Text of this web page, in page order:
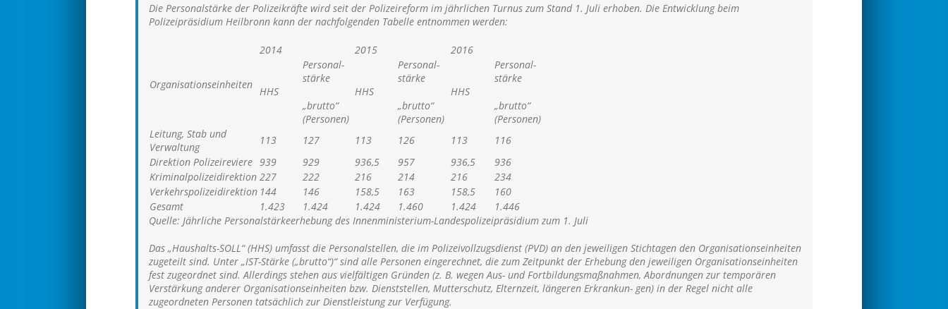
Die Personalstärke der Polizeikräfte wird seit der Polizeireform im jährlichen Turnus zum Stand 1. Juli erhoben. Die Entwicklung beim
Polizeipräsidium Heilbronn kann der nachfolgenden Tabelle entnommen werden:
Organisationseinheiten
2014 2015 2016
HHS
Personal-
stärke
„brutto“
(Personen)
HHS
Personal-
stärke
„brutto“
(Personen)
HHS
Personal-
stärke
„brutto“
(Personen)
Leitung, Stab und
Verwaltung
113 127 113 126 113
116
Direktion Polizeireviere 939 929 936,5 957 936,5
936
Kriminalpolizeidirektion 227 222 216 214 216
234
Verkehrspolizeidirektion 144 146 158,5 163 158,5
160
Gesamt
1.423 1.424 1.424 1.460 1.424
1.446
Quelle: Jährliche Personalstärkeerhebung des Innenministerium-Landespolizeipräsidium zum 1. Juli
Das „Haushalts-SOLL“ (HHS) umfasst die Personalstellen, die im Polizeivollzugsdienst (PVD) an den jeweiligen Stichtagen den Organisationseinheiten
zugeteilt sind. Unter „IST-Stärke („brutto“)“ sind alle Personen eingerechnet, die zum Zeitpunkt der Erhebung den jeweiligen Organisationseinheiten
fest zugeordnet sind. Allerdings stehen aus vielfältigen Gründen (z. B. wegen Aus- und Fortbildungsmaßnahmen, Abordnungen zur temporären
Verstärkung anderer Organisationseinheiten bzw. Dienststellen, Mutterschutz, Elternzeit, längeren Erkrankun- gen) in der Regel nicht alle
zugeordneten Personen tatsächlich zur Dienstleistung zur Verfügung.